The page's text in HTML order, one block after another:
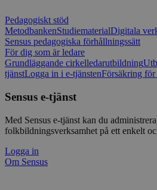
Pedagogiskt stöd
MetodbankenStudiematerialDigitala
Sensus pedagogiska förhållningssätt
För dig som är ledare
Grundläggande cirkelledarutbildning
tjänstLogga in i e-tjänstenFörsäkring för
Sensus e-tjänst
Med Sensus e-tjänst kan du
folkbildningsverksamhet på ett enkelt
Logga in
Om Sensus